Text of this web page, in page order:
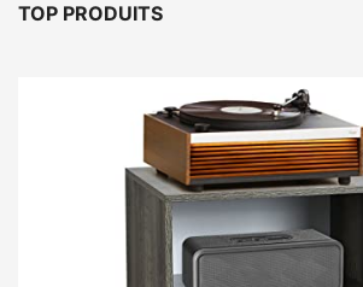
TOP PRODUITS